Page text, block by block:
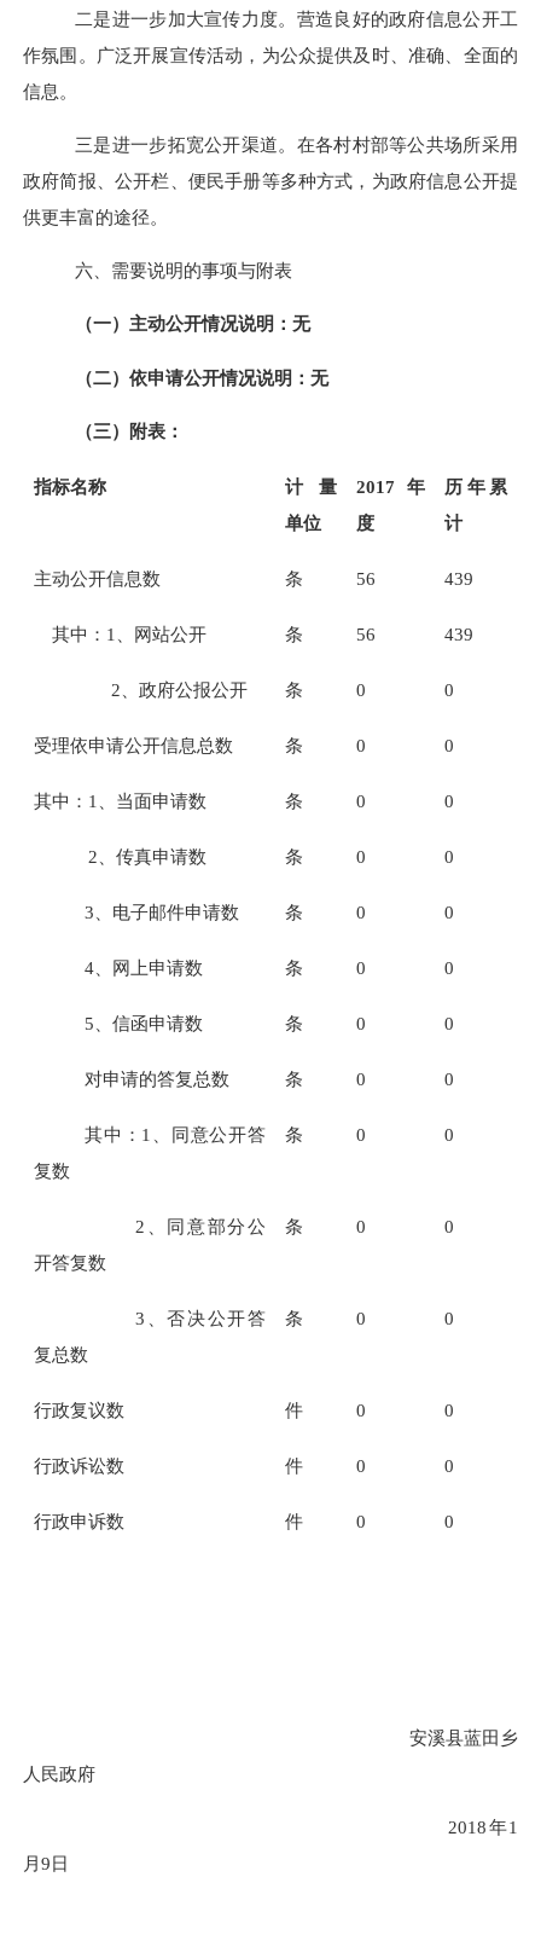
二是进一步加大宣传力度。营造良好的政府信息公开工
作氛围。广泛开展宣传活动，为公众提供及时、准确、全面的
信息。
三是进一步拓宽公开渠道。在各村村部等公共场所采用
政府简报、公开栏、便民手册等多种方式，为政府信息公开提
供更丰富的途径。
六 、需要说明的事项与附表
（一）主动公开情况说明： 无
（二）依申请公开情况说明： 无
（三）附表：
指标名称
计量
单位
2017 年
度
历年累
计
主动公开信息数 条 56 439
其中：1、网站公开 条 56 439
2、政府公报公开 条 0 0
受理依申请公开信息总数 条 0 0
其中：1、当面申请数 条 0 0
2、传真申请数 条 0 0
3、电子邮件申请数 条 0 0
4、网上申请数 条 0 0
5、信函申请数 条 0 0
对申请的答复总数 条 0 0
其中：1、同意公开答
复数
条 0 0
2、同意部分公
开答复数
条 0 0
3、否决公开答
复总数
条 0 0
行政复议数 件 0 0
行政诉讼数 件 0 0
行政申诉数 件 0 0
安溪县蓝田乡
人民政府
2018年1
月9日